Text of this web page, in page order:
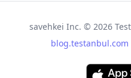
savehkei Inc. © 2026
blog.testanbul.com